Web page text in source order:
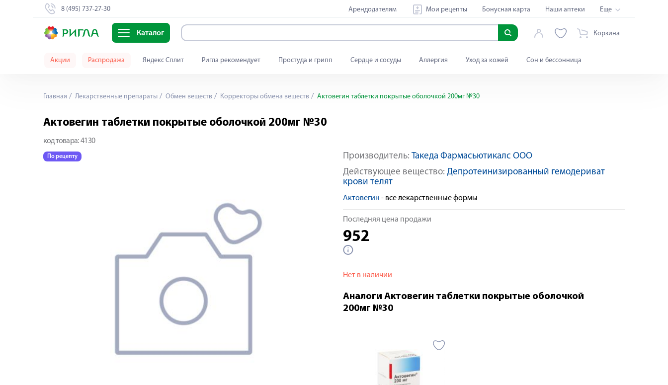
8 (495) 737-27-30 Арендодателям Мои рецепты Бонусная карта Наши аптеки Еще
Каталог Корзина
Акции Распродажа Яндекс Сплит Ригла рекомендует Простуда и грипп Сердце и сосуды Аллергия Уход за кожей Сон и бессонница
Главная Лекарственные препараты Обмен веществ Корректоры обмена веществ Актовегин таблетки покрытые оболочкой 200мг №30
Актовегин таблетки покрытые оболочкой 200мг №30
код товара: 4130
По рецепту Производитель: Такеда Фармасьютикалс ООО
Действующее вещество: Депротеинизированный гемодериват
крови телят
Актовегин - все лекарственные формы
Последняя цена продажи
952
Нет в наличии
Аналоги Актовегин таблетки покрытые оболочкой
200мг №30